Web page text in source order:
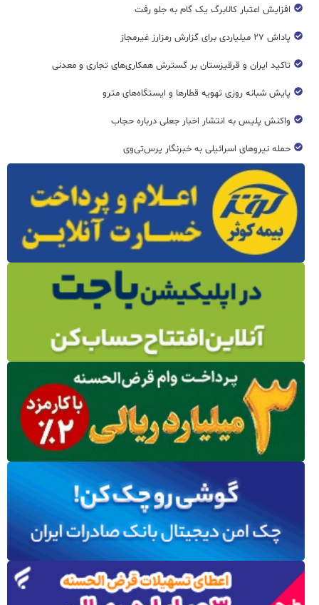
افزایش اعتبار کالابرگ یک گام به جلو رفت
پاداش ۲۷ میلیاردی برای گزارش رمزارز غیرمجاز
تاکید ایران و قرقیزستان بر گسترش همکاری‌های تجاری و معدنی
پایش شبانه روزی تهویه قطار‌ها و ایستگاه‌های مترو
واکنش پلیس به انتشار اخبار جعلی درباره حجاب
حمله نیروهای اسرائیلی به خبرنگار پرس‌تی‌وی